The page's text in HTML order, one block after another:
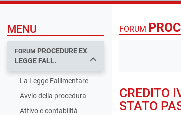
MENU
FORUM PROCEDURE EX
LEGGE FALL.
La Legge Fallimentare
Avvio della procedura
Attivo e contabilità
FORUM
CREDITO
STATO